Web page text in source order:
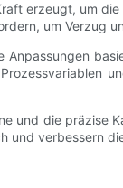
erzeugt, um
um Verzug
und die präzise
und verbessern